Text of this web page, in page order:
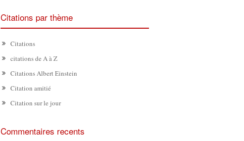
Citations par thème
Citations
citations de A à Z
Citations Albert Einstein
Citation amitié
Citation sur le jour
Commentaires recents